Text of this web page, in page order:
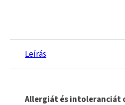
Leírás
Allergiát és intoleranciát